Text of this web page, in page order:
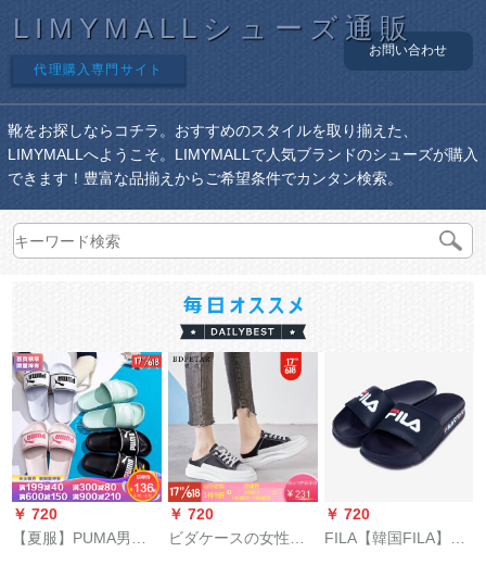
LIMYMALLシューズ通販
代理購入専門サイト
お問い合わせ
靴をお探しならコチラ。おすすめのスタイルを取り揃えた、
LIMYMALLへようこそ。LIMYMALLで人気ブランドのシューズが購入
できます！豊富な品揃えからご希望条件でカンタン検索。
￥ 720
【夏服】PUMA男性
￥ 720
ビダケースの女性靴
￥ 720
FILA【韓国FILA】ス